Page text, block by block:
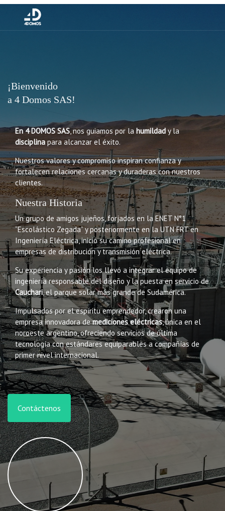
¡Bienvenido
a 4 Domos SAS!
En 4 DOMOS SAS, nos guiamos por la humildad y la
disciplina para alcanzar el éxito.
Nuestros valores y compromiso inspiran confianza y
fortalecen relaciones cercanas y duraderas con nuestros
clientes.
Nuestra Historia
Un grupo de amigos jujeños, forjados en la ENET N°1
“Escolástico Zegada” y posteriormente en la UTN FRT en
Ingeniería Eléctrica, inició su camino profesional en
empresas de distribución y transmisión eléctrica.
Su experiencia y pasión los llevó a integrar el equipo de
ingeniería responsable del diseño y la puesta en servicio de
Cauchari, el parque solar más grande de Sudamérica.
Impulsados por el espíritu emprendedor, crearon una
empresa innovadora demediciones eléctricas, única en el
noroeste argentino, ofreciendo servicios de última
tecnología con estándares equiparables a compañías de
primer nivel internacional.
Contáctenos